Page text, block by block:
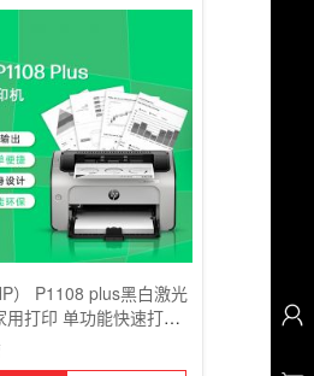
） P1108 plus黑白激光
用打印 单功能快速打印